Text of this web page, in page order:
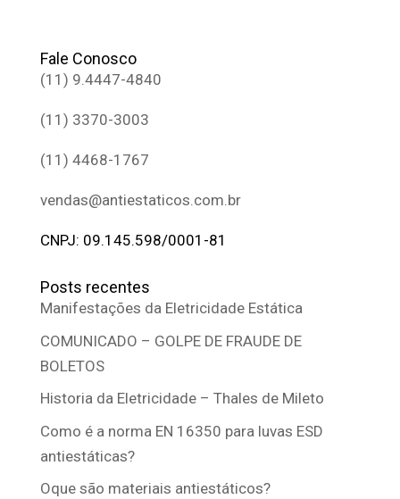
Fale Conosco
(11) 9.4447-4840
(11) 3370-3003
(11) 4468-1767
vendas@antiestaticos.com.br
CNPJ: 09.145.598/0001-81
Posts recentes
Manifestações da Eletricidade Estática
COMUNICADO – GOLPE DE FRAUDE DE
BOLETOS
Historia da Eletricidade – Thales de Mileto
Como é a norma EN 16350 para luvas ESD
antiestáticas?
Oque são materiais antiestáticos?